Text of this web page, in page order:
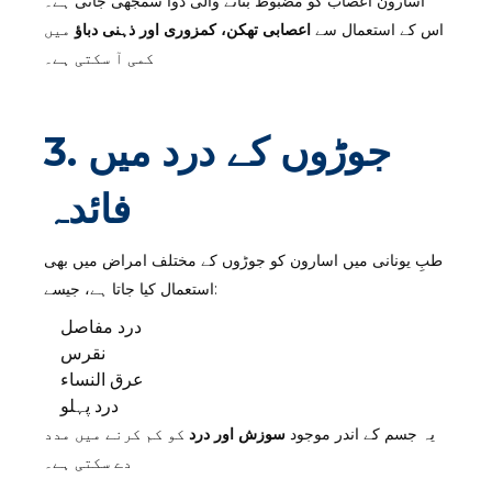
اس کے استعمال سے اعصابی تھکن، کمزوری اور ذہنی دباؤ میں
کمی آ سکتی ہے۔
3. جوڑوں کے درد میں
فائدہ
طبِ یونانی میں اسارون کو جوڑوں کے مختلف امراض میں بھی
استعمال کیا جاتا ہے، جیسے:
درد مفاصل
نقرس
عرق النساء
درد پہلو
یہ جسم کے اندر موجود سوزش اور درد کو کم کرنے میں مدد
دے سکتی ہے۔